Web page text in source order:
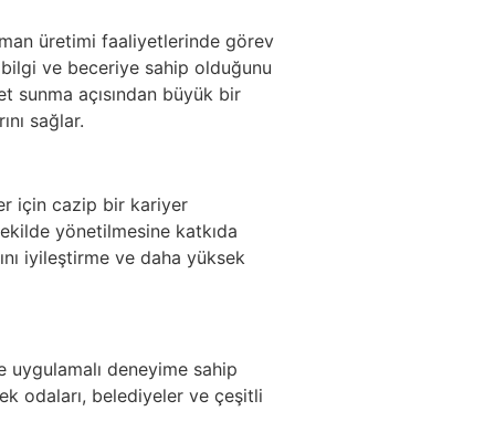
üretimi faaliyetlerinde görev
ve beceriye sahip olduğunu
sunma açısından büyük bir
sağlar.
için cazip bir kariyer
yönetilmesine katkıda
iyileştirme ve daha yüksek
deneyime sahip
odaları, belediyeler ve çeşitli